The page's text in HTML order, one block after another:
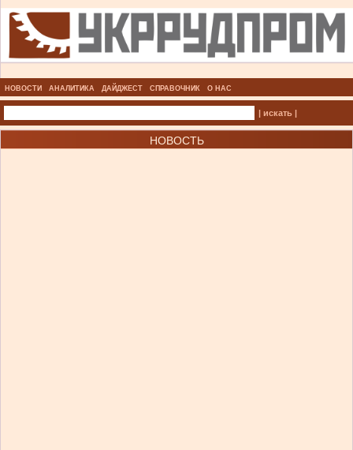
НОВОСТИ АНАЛИТИКА ДАЙДЖЕСТ СПРАВОЧНИК О НАС
| искать |
НОВОСТЬ